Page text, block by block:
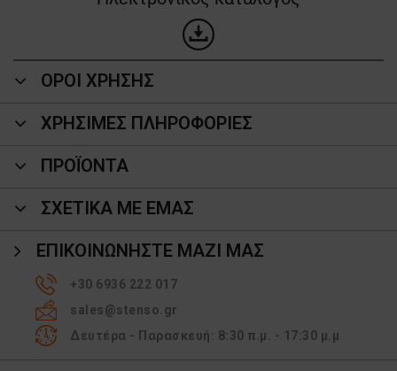
ΟΡΟΙ ΧΡΗΣΗΣ
ΧΡΗΣΙΜΕΣ ΠΛΗΡΟΦΟΡΙΕΣ
ΠΡΟΪΌΝΤΑ
ΣΧΕΤΙΚΑ ΜΕ ΕΜΑΣ
ΕΠΙΚΟΙΝΩΝΉΣΤΕ ΜΑΖΊ ΜΑΣ
+30 6936 222 017
sales@stenso.gr
Δευτέρα - Παρασκευή: 8:30 π.μ. - 17:30 μ.μ